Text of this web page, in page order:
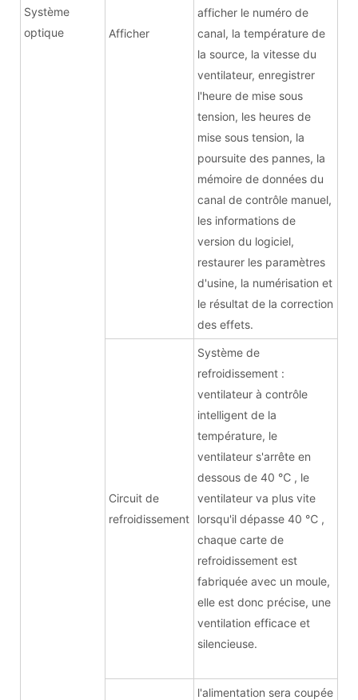
Système
optique
Afficher
afficher le numéro de
canal, la température de
la source, la vitesse du
ventilateur, enregistrer
l'heure de mise sous
tension, les heures de
mise sous tension, la
poursuite des pannes, la
mémoire de données du
canal de contrôle manuel,
les informations de
version du logiciel,
restaurer les paramètres
d'usine, la numérisation et
le résultat de la correction
des effets.
Circuit de
refroidissement
Système de
refroidissement :
ventilateur à contrôle
intelligent de la
température, le
ventilateur s'arrête en
dessous de 40 ℃ , le
ventilateur va plus vite
lorsqu'il dépasse 40 ℃ ,
chaque carte de
refroidissement est
fabriquée avec un moule,
elle est donc précise, une
ventilation efficace et
silencieuse.
l'alimentation sera coupée